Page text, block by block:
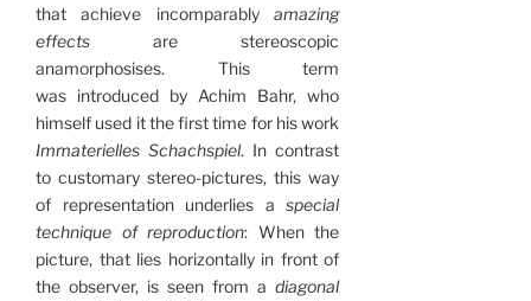
that achieve incomparablyamazing
effects are stereoscopic
anamorphosises. This term
was introduced by Achim Bahr, who
himself used it the first time for his work
Immaterielles Schachspiel. In contrast
to customary stereo-pictures, this way
of representation underlies aspecial
technique of reproduction: When the
picture, that lies horizontally in front of
the observer, is seen from adiagonal